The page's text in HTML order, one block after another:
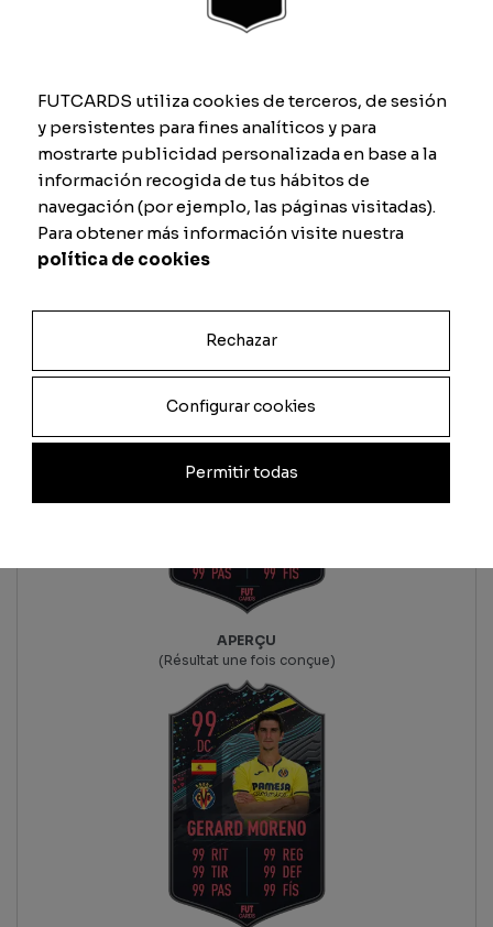
Total
Quantité
Ajouter au panier
APERÇU
(Résultat une fois conçue)
FUTCARDS utiliza cookies de terceros, de sesión
y persistentes para fines analíticos y para
mostrarte publicidad personalizada en base a la
información recogida de tus hábitos de
navegación (por ejemplo, las páginas visitadas).
Para obtener más información visite nuestra
política de cookies
Rechazar
Configurar cookies
Permitir todas